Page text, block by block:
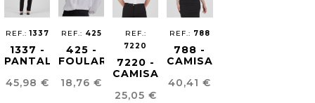
REF.:1337
1337 -
PANTALÓN
CONFORT
Precio
45,98 €
REF.: 425
425 -
FOULARD
Precio
18,76 €
REF.:
7220
7220 -
CAMISA
MUJER
Precio
25,05 €
REF.: 788
788 -
CAMISA
MUJER
Precio
40,41 €